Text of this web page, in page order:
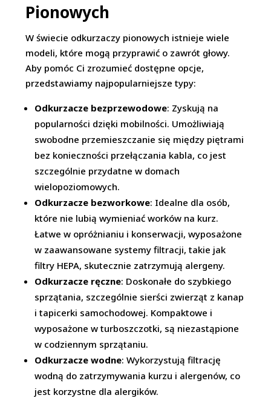
Pionowych
W świecie odkurzaczy pionowych istnieje wiele
modeli, które mogą przyprawić o zawrót głowy.
Aby pomóc Ci zrozumieć dostępne opcje,
przedstawiamy najpopularniejsze typy:
Odkurzacze bezprzewodowe: Zyskują na
popularności dzięki mobilności. Umożliwiają
swobodne przemieszczanie się między piętrami
bez konieczności przełączania kabla, co jest
szczególnie przydatne w domach
wielopoziomowych.
Odkurzacze bezworkowe: Idealne dla osób,
które nie lubią wymieniać worków na kurz.
Łatwe w opróżnianiu i konserwacji, wyposażone
w zaawansowane systemy filtracji, takie jak
filtry HEPA, skutecznie zatrzymują alergeny.
Odkurzacze ręczne: Doskonałe do szybkiego
sprzątania, szczególnie sierści zwierząt z kanap
i tapicerki samochodowej. Kompaktowe i
wyposażone w turboszczotki, są niezastąpione
w codziennym sprzątaniu.
Odkurzacze wodne: Wykorzystują filtrację
wodną do zatrzymywania kurzu i alergenów, co
jest korzystne dla alergików.